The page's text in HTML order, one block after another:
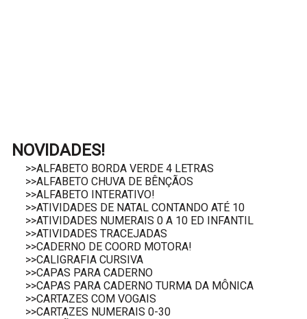
NOVIDADES!
>>ALFABETO BORDA VERDE 4 LETRAS
>>ALFABETO CHUVA DE BÊNÇÃOS
>>ALFABETO INTERATIVO!
>>ATIVIDADES DE NATAL CONTANDO ATÉ 10
>>ATIVIDADES NUMERAIS 0 A 10 ED INFANTIL
>>ATIVIDADES TRACEJADAS
>>CADERNO DE COORD MOTORA!
>>CALIGRAFIA CURSIVA
>>CAPAS PARA CADERNO
>>CAPAS PARA CADERNO TURMA DA MÔNICA
>>CARTAZES COM VOGAIS
>>CARTAZES NUMERAIS 0-30